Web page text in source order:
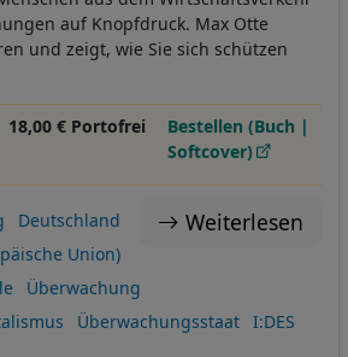
auf Knopfdruck. Max Otte
und zeigt, wie Sie sich schützen
18,00 € Portofrei
Bestellen (Buch |
Softcover)
Weiterlesen
Deutschland
Union)
Überwachung
Überwachungsstaat
I:DES